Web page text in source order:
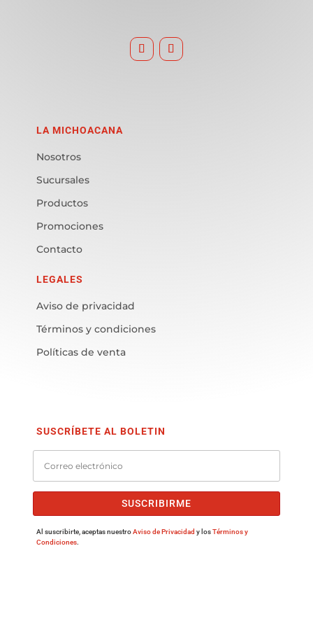
LA MICHOACANA
Nosotros
Sucursales
Productos
Promociones
Contacto
LEGALES
Aviso de privacidad
Términos y condiciones
Políticas de venta
SUSCRÍBETE AL BOLETIN
SUSCRIBIRME
Al suscribirte, aceptas nuestroAviso de Privacidad y losTérminos y
Condiciones.